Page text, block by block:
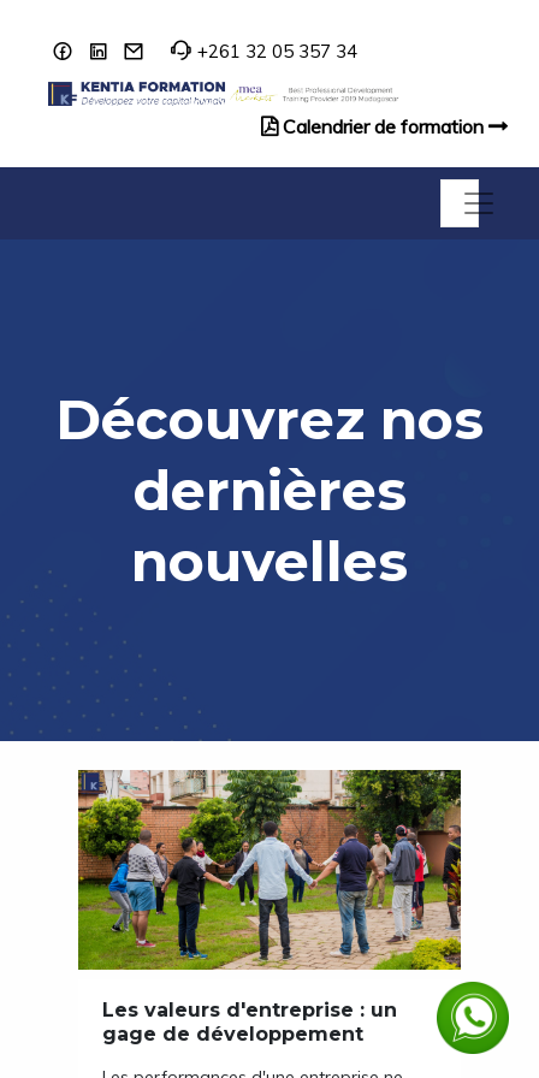
+261 32 05 357 34
Calendrier de formation
Découvrez nos
dernières
nouvelles
Les valeurs d'entreprise : un
gage de développement